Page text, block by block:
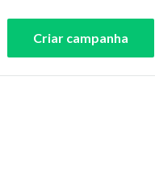
Criar campanha